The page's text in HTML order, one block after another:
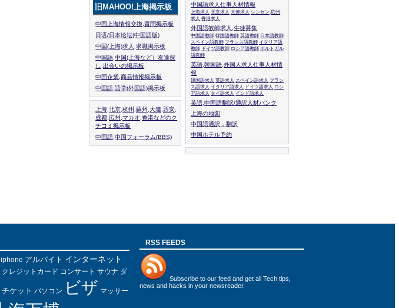
旧MAHOO!上海掲示板
中国上海情報交換,質問掲示板
日语/日本论坛(中国語版)
中国(上海)求人,求職掲示板
中国語,中国(上海など）友達探
し,出会いの掲示板
中国企業,商品情報掲示板
中国語.語学(外国語)掲示板
上海,北京,杭州,蘇州,大連,西安,
成都,広州,マカオ,香港などのク
チコミ掲示板
中国語,中国フォーラム(BBS)
中国語求人仕事人材情報
上海求人 北京求人 大連求人 シンセン,広州
求人 香港求人
外国語教師求人,生徒募集
中国語教師 韓国語教師 英語教師 日本語教師
スペイン語教師 フランス語教師 イタリア語
教師 ドイツ語教師 ロシア語教師 ポルトガル
語教師
英語,韓国語,外国人求人仕事人材情
報
韓国語求人 英語求人 スペイン語求人 フラン
ス語求人 イタリア語求人 ドイツ語求人 ロシ
ア語求人 タイ語求人 インド語求人
英語,中国語翻訳/通訳人材バンク
上海の地図
中国語通訳，翻訳
中国ホテル予約
iphone アルバイト インターネット
クレジットカード コンサート サウナ ダ
チケット パソコン ビザ マッサー
RSS FEEDS
Subscribe to our feed and get all Tech tips,
news and hacks in your newsreader.